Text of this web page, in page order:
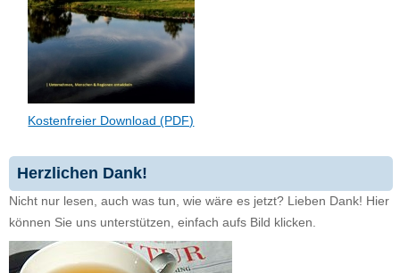
Kostenfreier Download (PDF)
Herzlichen Dank!
Nicht nur lesen, auch was tun, wie wäre es jetzt? Lieben Dank! Hier
können Sie uns unterstützen, einfach aufs Bild klicken.